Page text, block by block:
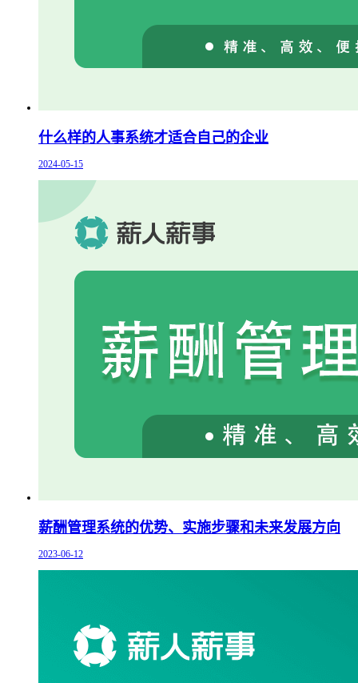
什么样的人事系统才适合自己的企业
2024-05-15
薪酬管理系统的优势、实施步骤和未来发展方向
2023-06-12